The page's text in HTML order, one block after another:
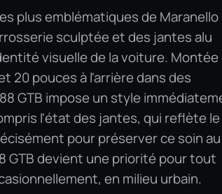
plus emblématiques de Maranello
sculptée et des jantes alu
visuelle de la voiture. Montée
20 pouces à l'arrière dans des
GTB impose un style
l'état des jantes, qui reflète le
pour préserver ce soin au
GTB devient une priorité pour tout
en milieu urbain.